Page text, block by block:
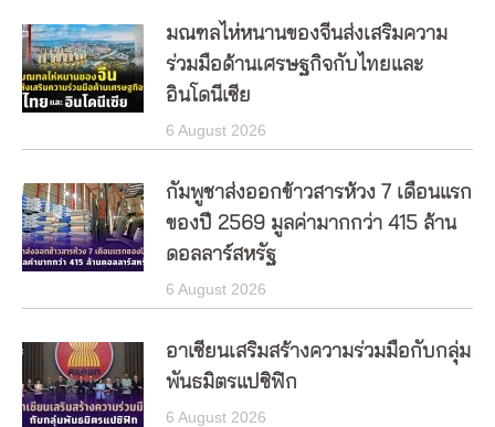
มณฑลไห่หนานของจีนส่งเสริมความ
ร่วมมือด้านเศรษฐกิจกับไทยและ
อินโดนีเซีย
6 August 2026
กัมพูชาส่งออกข้าวสารห้วง 7 เดือนแรก
ของปี 2569 มูลค่ามากกว่า 415 ล้าน
ดอลลาร์สหรัฐ
6 August 2026
อาเซียนเสริมสร้างความร่วมมือกับกลุ่ม
พันธมิตรแปซิฟิก
6 August 2026